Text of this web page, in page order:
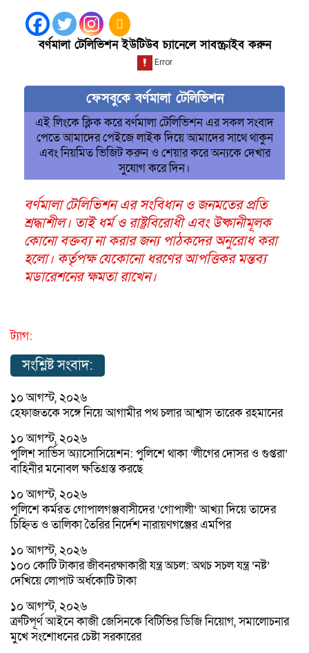
বর্ণমালা টেলিভিশন ইউটিউব চ্যানেলে সাবস্ক্রাইব করুন
ফেসবুকে বর্ণমালা টেলিভিশন
এই লিংকে ক্লিক করে বর্ণমালা টেলিভিশন এর সকল সংবাদ
পেতে আমাদের পেইজে লাইক দিয়ে আমাদের সাথে থাকুন
এবং নিয়মিত ভিজিট করুন ও শেয়ার করে অন্যকে দেখার
সুযোগ করে দিন।
বর্ণমালা টেলিভিশন এর সংবিধান ও জনমতের প্রতি
শ্রদ্ধাশীল। তাই ধর্ম ও রাষ্ট্রবিরোধী এবং উষ্কানীমূলক
কোনো বক্তব্য না করার জন্য পাঠকদের অনুরোধ করা
হলো। কর্তৃপক্ষ যেকোনো ধরণের আপত্তিকর মন্তব্য
মডারেশনের ক্ষমতা রাখেন।
ট্যাগ:
সংশ্লিষ্ট সংবাদ:
১০ আগস্ট, ২০২৬
হেফাজতকে সঙ্গে নিয়ে আগামীর পথ চলার আশ্বাস তারেক রহমানের
১০ আগস্ট, ২০২৬
পুলিশ সার্ভিস অ্যাসোসিয়েশন: পুলিশে থাকা ‘লীগের দোসর ও গুপ্তরা’
বাহিনীর মনোবল ক্ষতিগ্রস্ত করছে
১০ আগস্ট, ২০২৬
পুলিশে কর্মরত গোপালগঞ্জবাসীদের ‘গোপালী’ আখ্যা দিয়ে তাদের
চিহ্নিত ও তালিকা তৈরির নির্দেশ নারায়ণগঞ্জের এমপির
১০ আগস্ট, ২০২৬
১০০ কোটি টাকার জীবনরক্ষাকারী যন্ত্র অচল: অথচ সচল যন্ত্র ‘নষ্ট’
দেখিয়ে লোপাট অর্ধকোটি টাকা
১০ আগস্ট, ২০২৬
ত্রুটিপূর্ণ আইনে কাজী জেসিনকে বিটিভির ডিজি নিয়োগ, সমালোচনার
মুখে সংশোধনের চেষ্টা সরকারের